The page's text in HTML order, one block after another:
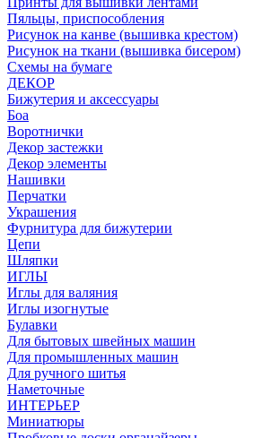
Пяльцы, приспособления
Рисунок на канве (вышивка крестом)
Рисунок на ткани (вышивка бисером)
Схемы на бумаге
ДЕКОР
Бижутерия и аксессуары
Боа
Воротнички
Декор застежки
Декор элементы
Нашивки
Перчатки
Украшения
Фурнитура для бижутерии
Цепи
Шляпки
ИГЛЫ
Иглы для валяния
Иглы изогнутые
Булавки
Для бытовых швейных машин
Для промышленных машин
Для ручного шитья
Наметочные
ИНТЕРЬЕР
Миниатюры